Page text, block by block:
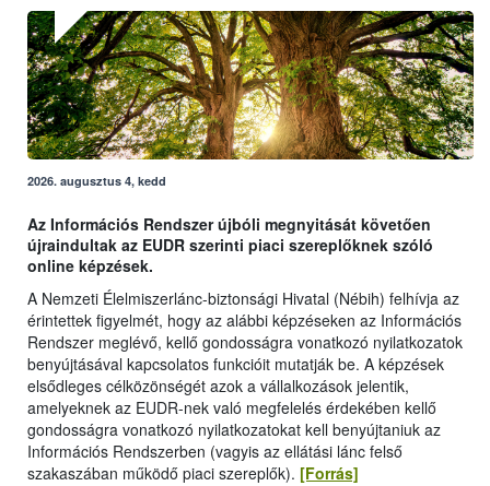
2026. augusztus 4, kedd
Az Információs Rendszer újbóli megnyitását követően
újraindultak az EUDR szerinti piaci szereplőknek szóló
online képzések.
A Nemzeti Élelmiszerlánc-biztonsági Hivatal (Nébih) felhívja az
érintettek figyelmét, hogy az alábbi képzéseken az Információs
Rendszer meglévő, kellő gondosságra vonatkozó nyilatkozatok
benyújtásával kapcsolatos funkcióit mutatják be. A képzések
elsődleges célközönségét azok a vállalkozások jelentik,
amelyeknek az EUDR-nek való megfelelés érdekében kellő
gondosságra vonatkozó nyilatkozatokat kell benyújtaniuk az
Információs Rendszerben (vagyis az ellátási lánc felső
szakaszában működő piaci szereplők). [Forrás]